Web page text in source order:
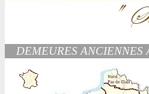
DEMEURES ANCIENNES